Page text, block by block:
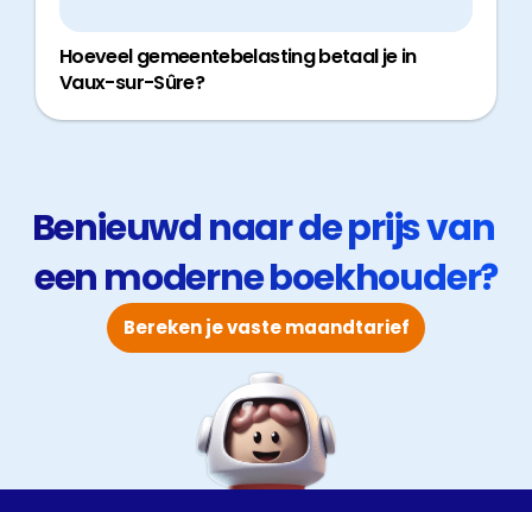
Hoeveel gemeentebelasting betaal je in
Vaux-sur-Sûre?
Benieuwd naar de prijs van
een moderne boekhouder?
Bereken je vaste maandtarief